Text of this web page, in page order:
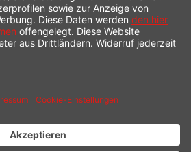
Mehrwertsteuer zzgl.